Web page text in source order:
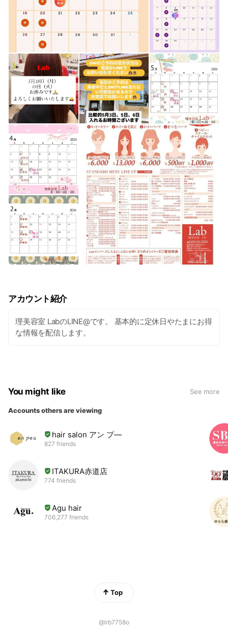
アカウント紹介
理美容室 LabのLINE@です。 基本的に定休日やたまにお得
な情報を配信します。
You might like See more
Accounts others are viewing
hair salon アン プ―
827 friends
ITAKURA赤道店
774 friends
Agu hair
706,277 friends
Top
@lrb7758o